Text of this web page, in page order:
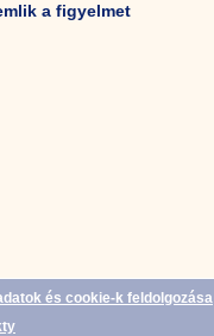
a figyelmet
és cookie-k feldolgozása